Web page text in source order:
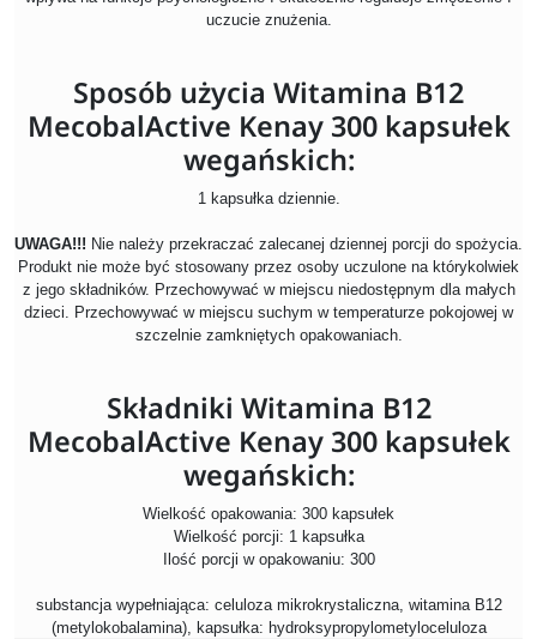
uczucie znużenia.
Sposób użycia Witamina B12
MecobalActive Kenay 300 kapsułek
wegańskich:
1 kapsułka dziennie.
UWAGA!!! Nie należy przekraczać zalecanej dziennej porcji do spożycia.
Produkt nie może być stosowany przez osoby uczulone na którykolwiek
z jego składników. Przechowywać w miejscu niedostępnym dla małych
dzieci. Przechowywać w miejscu suchym w temperaturze pokojowej w
szczelnie zamkniętych opakowaniach.
Składniki Witamina B12
MecobalActive Kenay 300 kapsułek
wegańskich:
Wielkość opakowania: 300 kapsułek
Wielkość porcji: 1 kapsułka
Ilość porcji w opakowaniu: 300
substancja wypełniająca: celuloza mikrokrystaliczna, witamina B12
(metylokobalamina), kapsułka: hydroksypropylometyloceluloza